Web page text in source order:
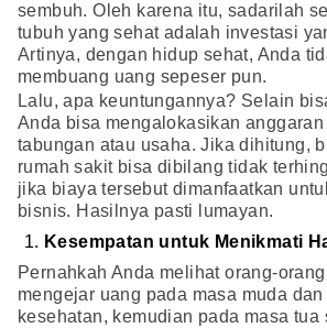
sembuh. Oleh karena itu, sadarilah
tubuh yang sehat adalah investasi
Artinya, dengan hidup sehat, Anda
membuang uang sepeser pun.
Lalu, apa keuntungannya? Selain
Anda bisa mengalokasikan
tabungan atau usaha. Jika dihitung,
rumah sakit bisa dibilang tidak
jika biaya tersebut dimanfaatkan
bisnis. Hasilnya pasti lumayan.
Kesempatan untuk Menikmati
Pernahkah Anda melihat orang-
mengejar uang pada masa muda
kesehatan, kemudian pada masa tua